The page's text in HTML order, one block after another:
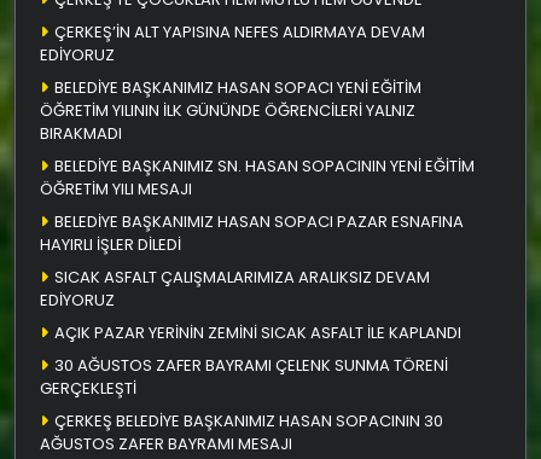
ÇERKEŞ’İN ALT YAPISINA NEFES ALDIRMAYA DEVAM
EDİYORUZ
BELEDİYE BAŞKANIMIZ HASAN SOPACI YENİ EĞİTİM
ÖĞRETİM YILININ İLK GÜNÜNDE ÖĞRENCİLERİ YALNIZ
BIRAKMADI
BELEDİYE BAŞKANIMIZ SN. HASAN SOPACININ YENİ EĞİTİM
ÖĞRETİM YILI MESAJI
BELEDİYE BAŞKANIMIZ HASAN SOPACI PAZAR ESNAFINA
HAYIRLI İŞLER DİLEDİ
SICAK ASFALT ÇALIŞMALARIMIZA ARALIKSIZ DEVAM
EDİYORUZ
AÇIK PAZAR YERİNİN ZEMİNİ SICAK ASFALT İLE KAPLANDI
30 AĞUSTOS ZAFER BAYRAMI ÇELENK SUNMA TÖRENİ
GERÇEKLEŞTİ
ÇERKEŞ BELEDİYE BAŞKANIMIZ HASAN SOPACININ 30
AĞUSTOS ZAFER BAYRAMI MESAJI